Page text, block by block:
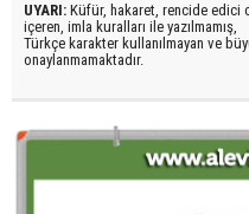
UYARI: Küfür, hakaret, rencide edici
içeren, imla kuralları ile yazılmamış,
Türkçe karakter kullanılmayan ve
onaylanmamaktadır.